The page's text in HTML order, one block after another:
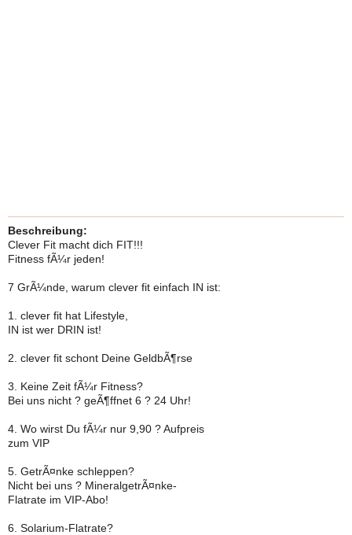
Beschreibung:
Clever Fit macht dich FIT!!!
Fitness fÃ¼r jeden!
7 GrÃ¼nde, warum clever fit einfach IN ist:
1. clever fit hat Lifestyle,
IN ist wer DRIN ist!
2. clever fit schont Deine GeldbÃ¶rse
3. Keine Zeit fÃ¼r Fitness?
Bei uns nicht ? geÃ¶ffnet 6 ? 24 Uhr!
4. Wo wirst Du fÃ¼r nur 9,90 ? Aufpreis
zum VIP
5. GetrÃ¤nke schleppen?
Nicht bei uns ? MineralgetrÃ¤nke-
Flatrate im VIP-Abo!
6. Solarium-Flatrate?